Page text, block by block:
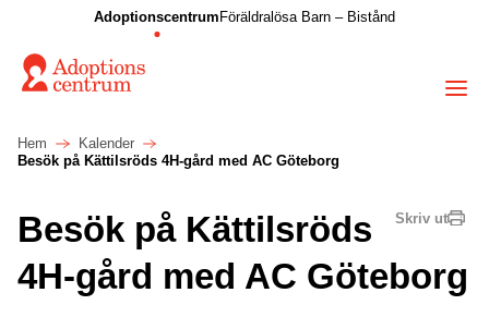
Adoptionscentrum Föräldralösa Barn – Bistånd
Hem
Kalender
Besök på Kättilsröds 4H-gård med AC Göteborg
Skriv ut
Besök på Kättilsröds
4H-gård med AC Göteborg